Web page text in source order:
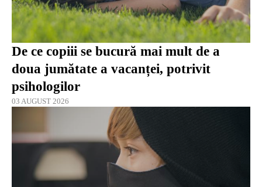
De ce copiii se bucură mai mult de a
doua jumătate a vacanței, potrivit
psihologilor
03 AUGUST 2026